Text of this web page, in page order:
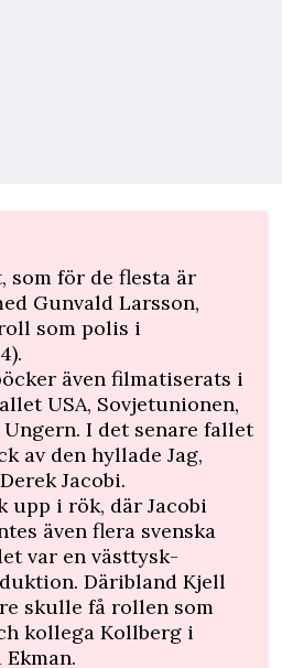
som för de flesta är
Gunvald Larsson,
som polis i
även filmatiserats i
USA, Sovjetunionen,
I det senare fallet
av den hyllade Jag,
Jacobi.
upp i rök, där Jacobi
även flera svenska
var en västtysk-
Däribland Kjell
skulle få rollen som
kollega Kollberg i